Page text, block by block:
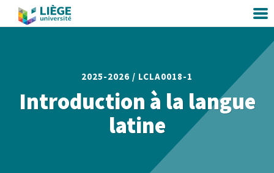
2025-2026 / LCLA0018-1
Introduction à la langue
latine